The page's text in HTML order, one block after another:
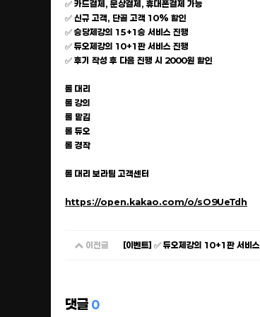
✅ 카드결제, 문상결제, 휴대폰결제 가능
✅ 신규 고객, 단골 고객 10% 할인
✅ 승당제강의 15+1승 서비스 진행
✅ 듀오제강의 10+1판 서비스 진행
✅ 후기 작성 후 다음 진행 시 2000원 할인
롤 대리
롤 강의
롤 맡김
롤 듀오
롤 경작
롤 대리 보라팀 고객센터
https://open.kakao.com/o/sO9UeTdh
이전글 [이벤트] ✅ 듀오제강의 10+1판 서비스
댓글 0